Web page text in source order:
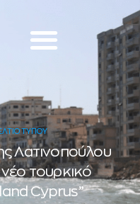
ΤΥΠΟΥ
Λατινοπούλου
τουρκικό
Cyprus”